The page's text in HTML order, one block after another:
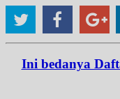
Ini bedanya